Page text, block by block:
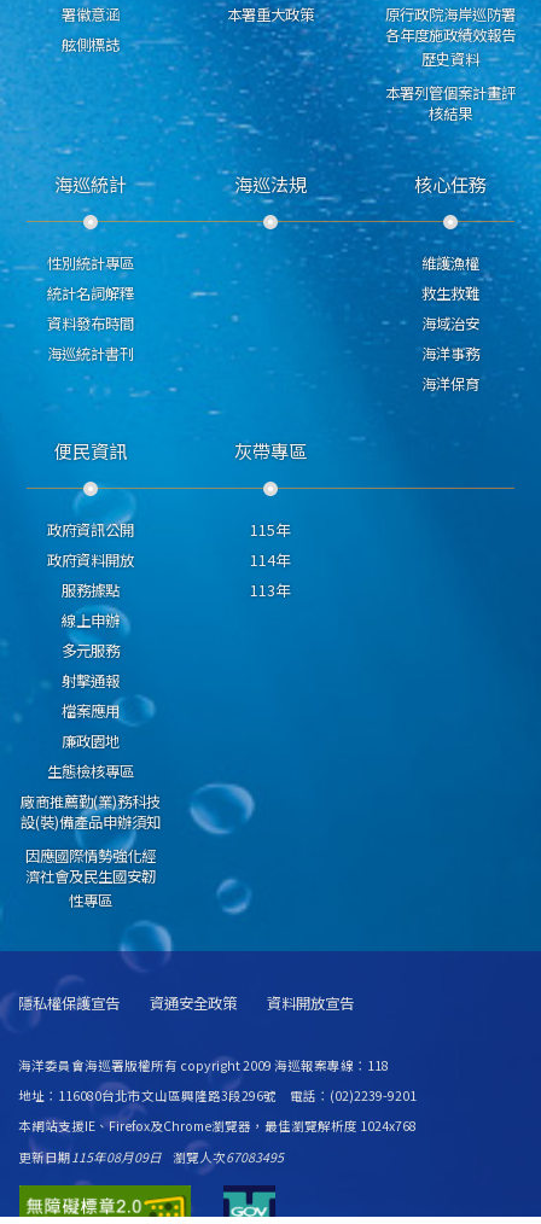
署徽意涵
舷側標誌
本署重大政策
原行政院海岸巡防署
各年度施政績效報告
歷史資料
本署列管個案計畫評
核結果
海巡統計
性別統計專區
統計名詞解釋
資料發布時間
海巡統計書刊
海巡法規 核心任務
維護漁權
救生救難
海域治安
海洋事務
海洋保育
便民資訊
政府資訊公開
政府資料開放
服務據點
線上申辦
多元服務
射擊通報
檔案應用
廉政園地
生態檢核專區
廠商推薦勤(業)務科技
設(裝)備產品申辦須知
因應國際情勢強化經
濟社會及民生國安韌
性專區
灰帶專區
115年
114年
113年
隱私權保護宣告 資通安全政策 資料開放宣告
海洋委員會海巡署版權所有 copyright 2009 海巡報案專線：118
地址：116080台北市文山區興隆路3段296號 電話：(02)2239-9201
本網站支援IE、Firefox及Chrome瀏覽器，最佳瀏覽解析度 1024x768
更新日期115年08月09日 瀏覽人次67083495